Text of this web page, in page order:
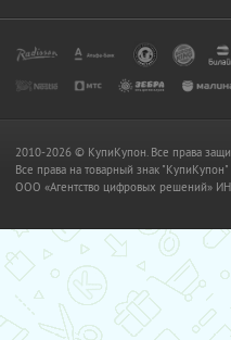
2010-2026 © КупиКупон. Все права
Все права на товарный знак
OOO «Агентство цифровых решений»